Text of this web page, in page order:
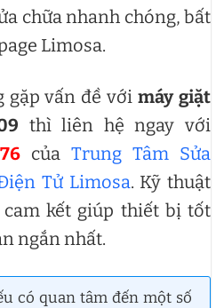
chữa nhanh chóng, bất
Limosa.
gặp vấn đề vớimáy giặt
thì liên hệ ngay với
của Trung Tâm Sửa
Tử Limosa. Kỹ thuật
kết giúp thiết bị tốt
ngắn nhất.
có quan tâm đến một số